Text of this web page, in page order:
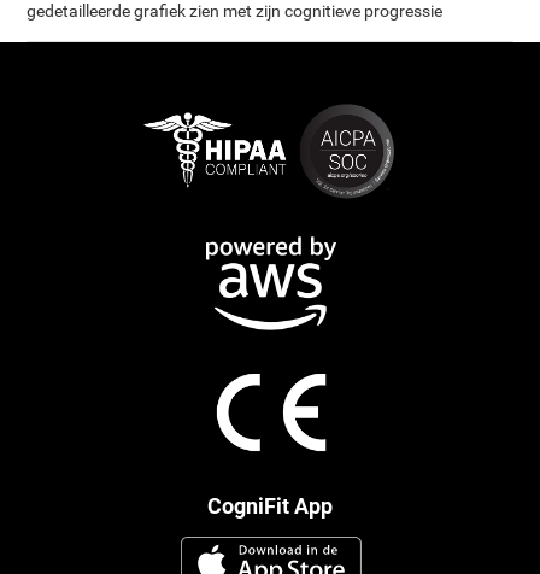
gedetailleerde grafiek zien met zijn cognitieve progressie
CogniFit App